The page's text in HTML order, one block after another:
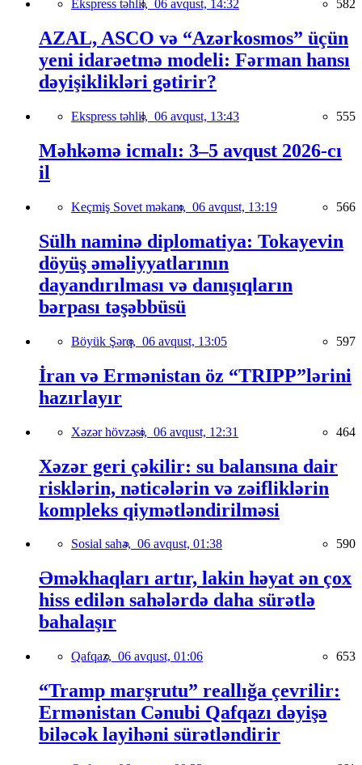
Ekspress təhlil, 06 avqust, 14:32 582
AZAL, ASCO və “Azərkosmos” üçün
yeni idarəetmə modeli: Fərman hansı
dəyişiklikləri gətirir?
Ekspress təhlil, 06 avqust, 13:43 555
Məhkəmə icmalı: 3–5 avqust 2026-cı
il
Keçmiş Sovet məkanı, 06 avqust, 13:19 566
Sülh naminə diplomatiya: Tokayevin
döyüş əməliyyatlarının
dayandırılması və danışıqların
bərpası təşəbbüsü
Böyük Şərq, 06 avqust, 13:05 597
İran və Ermənistan öz “TRIPP”lərini
hazırlayır
Xəzər hövzəsi, 06 avqust, 12:31 464
Xəzər geri çəkilir: su balansına dair
risklərin, nəticələrin və zəifliklərin
kompleks qiymətləndirilməsi
Sosial sahə, 06 avqust, 01:38 590
Əməkhaqları artır, lakin həyat ən çox
hiss edilən sahələrdə daha sürətlə
bahalaşır
Qafqaz, 06 avqust, 01:06 653
“Tramp marşrutu” reallığa çevrilir:
Ermənistan Cənubi Qafqazı dəyişə
biləcək layihəni sürətləndirir